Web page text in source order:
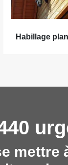
Habillage
mettre